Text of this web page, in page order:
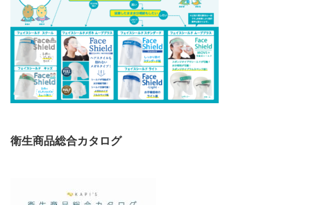
衛生商品総合カタログ